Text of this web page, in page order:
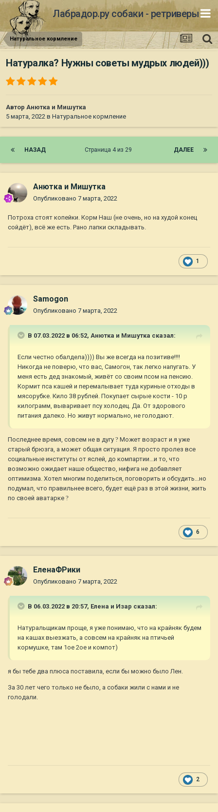
Лабрадор.ру собаки - ретриверы
Натуральное кормление
Натуралка? Нужны советы мудрых людей)))
Автор Анютка и Мишутка
5 марта, 2022 в Натуральное кормление
НАЗАД ДАЛЕЕ
Страница 4 из 29
Анютка и Мишутка
Опубликовано 7 марта, 2022
Потроха стоят копейки. Корм Наш (не очень, но на худой конец
сойдёт), всё же есть. Рано лапки складывать.
1
Samogon
Опубликовано 7 марта, 2022
В 07.03.2022 в 06:52, Анютка и Мишутка сказал:
Если честно обалдела)))) Вы же всегда на позитиве!!!!
Никогда не поверю, что вас, Самогон, так легко напугать. У
меня есть дед знакомый, живёт со своим псом на пенсию.
Кормит пса кашей и перемалывает туда куриные отходы в
мясорубке. Кило 38 рублей. Покупает сырые кости - 10 р
килограмм, вываривает псу холодец. Да. От здорового
питания далеко. Но живут нормально, не голодают.
Последнее время, совсем не в дугу ? Может возраст и я уже
старый брюзга, а может общая ситуация. Я просто пролез все
социальные институты от яслей, до компартии...и то, что
возможно ожидает наше общество, нифига не добавляет
оптимизма. Хотел многим поделиться, поговорить и обсудить...но
подумал, что правильнее всего, будет ещё раз в этой жизни, жить
по своей аватарке ?
6
ЕленаФРики
Опубликовано 7 марта, 2022
В 06.03.2022 в 20:57, Елена и Изар сказал:
Натуральщикам проще, я уже понимаю, что на крайняк будем
на кашах выезжать, а совсем на крайняк на птичьей
кормушке, там 1ое 2ое и компот)
я бы тебе два плюса поставила, если бы можно было Лен.
За 30 лет чего только не было, а собаки жили с нами и не
голодали.
2